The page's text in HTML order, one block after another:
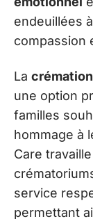
endeuillées
compassion
La
une option
familles
hommage à
Care
service
permettant